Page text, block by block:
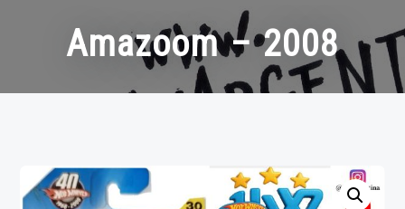
Amazoom – 2008